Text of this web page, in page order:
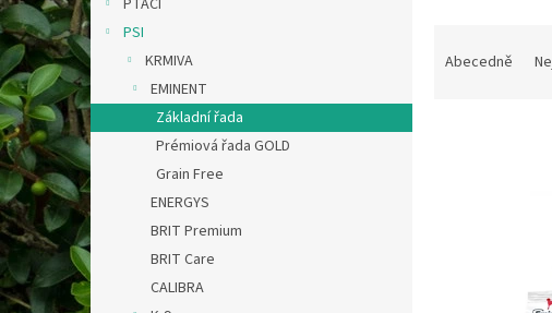
a
n
e
l
PTÁCI
PSI
KRMIVA
EMINENT
Základní řada
Prémiová řada GOLD
Grain Free
ENERGYS
BRIT Premium
BRIT Care
CALIBRA
Abecedně